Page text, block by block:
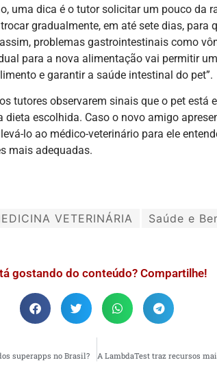
uma dica é o tutor solicitar um pouco da
gradualmente, em até sete dias, para
problemas gastrointestinais como
para a nova alimentação vai permitir
e garantir a saúde intestinal do pet”.
tutores observarem sinais que o pet está
escolhida. Caso o novo amigo
lo ao médico-veterinário para ele
mais adequadas.
VETERINÁRIA
Saúde e
gostando do conteúdo? Compartilhe!
superapps no Brasil?